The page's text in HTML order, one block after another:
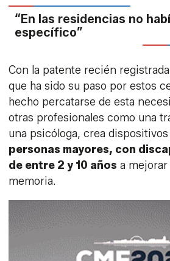
“En las residencias no
específico”
Con la patente recién
que ha sido su paso por estos
hecho percatarse de esta
otras profesionales como una
una psicóloga, crea dispositivos
personas mayores, con
de entre 2 y 10 años a
memoria.